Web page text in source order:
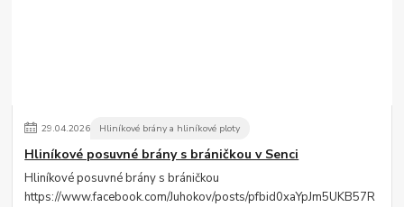
29.04.2026 Hliníkové brány a hliníkové ploty
Hliníkové posuvné brány s bráničkou v Senci
Hliníkové posuvné brány s bráničkou
https://www.facebook.com/Juhokov/posts/pfbid0xaYpJm5UKB57R